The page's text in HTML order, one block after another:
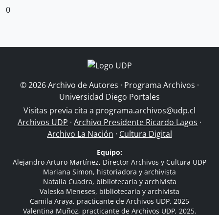
0
© 2026 Archivo de Autores · Programa Archivos ·
Universidad Diego Portales
Visitas previa cita a programa.archivos@udp.cl
Archivos UDP · Archivo Presidente Ricardo Lagos ·
Archivo La Nación · Cultura Digital
Equipo:
Alejandro Arturo Martínez, Director Archivos y Cultura UDP
Mariana Simon, historiadora y archivista
Natalia Cuadra, bibliotecaria y archivista
Valeska Meneses, bibliotecaria y archivista
Camila Araya, practicante de Archivos UDP, 2025
Valentina Muñoz, practicante de Archivos UDP, 2025.